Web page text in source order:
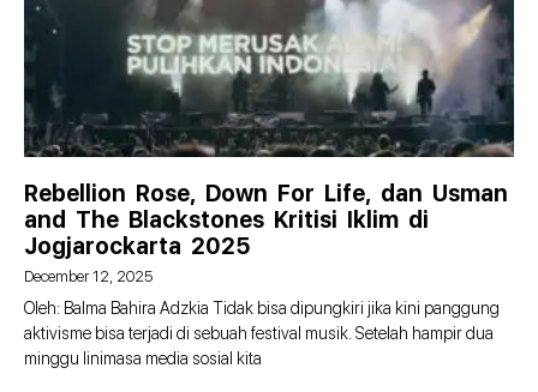
Rebellion Rose, Down For Life, dan Usman
and The Blackstones Kritisi Iklim di
Jogjarockarta 2025
December 12, 2025
Oleh: Balma Bahira Adzkia Tidak bisa dipungkiri jika kini panggung
aktivisme bisa terjadi di sebuah festival musik. Setelah hampir dua
minggu linimasa media sosial kita